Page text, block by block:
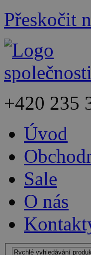
Přeskočit
+420 235
Úvod
Sale
O nás